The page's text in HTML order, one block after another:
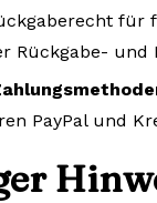
für
Rückgabe-
PayPal und